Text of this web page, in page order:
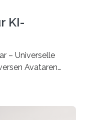
KI-
– Universelle
Avataren
Euro. Dabei